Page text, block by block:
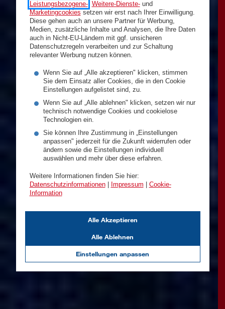
Leistungsbezogene-, Weitere-Dienste-und
Marketingcookies setzen wir erst nach Ihrer Einwilligung.
Diese gehen auch an unsere Partner für Werbung,
Medien, zusätzliche Inhalte und Analysen, die Ihre Daten
auch in Nicht-EU-Ländern mit ggf. unsicheren
Datenschutzregeln verarbeiten und zur Schaltung
relevanter Werbung nutzen können.
Wenn Sie auf „Alle akzeptieren" klicken, stimmen
Sie dem Einsatz aller Cookies, die in den Cookie
Einstellungen aufgelistet sind, zu.
Wenn Sie auf „Alle ablehnen" klicken, setzen wir nur
technisch notwendige Cookies und cookielose
Technologien ein.
Sie können Ihre Zustimmung in „Einstellungen
anpassen" jederzeit für die Zukunft widerrufen oder
ändern sowie die Einstellungen individuell
auswählen und mehr über diese erfahren.
Weitere Informationen finden Sie hier:
Datenschutzinformationen| Impressum
Cookie-
Information
Einstellungen anpassen
Alle Ablehnen
Alle Akzeptieren